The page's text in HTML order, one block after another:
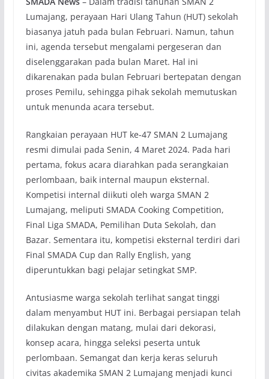
Lumajang, perayaan Hari Ulang Tahun (HUT) sekolah
biasanya jatuh pada bulan Februari. Namun, tahun
ini, agenda tersebut mengalami pergeseran dan
diselenggarakan pada bulan Maret. Hal ini
dikarenakan pada bulan Februari bertepatan dengan
proses Pemilu, sehingga pihak sekolah memutuskan
untuk menunda acara tersebut.
Rangkaian perayaan HUT ke-47 SMAN 2 Lumajang
resmi dimulai pada Senin, 4 Maret 2024. Pada hari
pertama, fokus acara diarahkan pada serangkaian
perlombaan, baik internal maupun eksternal.
Kompetisi internal diikuti oleh warga SMAN 2
Lumajang, meliputi SMADA Cooking Competition,
Final Liga SMADA, Pemilihan Duta Sekolah, dan
Bazar. Sementara itu, kompetisi eksternal terdiri dari
Final SMADA Cup dan Rally English, yang
diperuntukkan bagi pelajar setingkat SMP.
Antusiasme warga sekolah terlihat sangat tinggi
dalam menyambut HUT ini. Berbagai persiapan telah
dilakukan dengan matang, mulai dari dekorasi,
konsep acara, hingga seleksi peserta untuk
perlombaan. Semangat dan kerja keras seluruh
civitas akademika SMAN 2 Lumajang menjadi kunci